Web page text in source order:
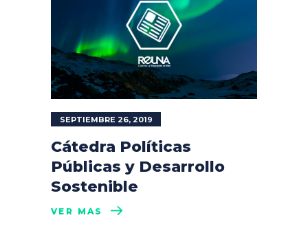
SEPTIEMBRE 26, 2019
Cátedra Políticas
Públicas y Desarrollo
Sostenible
VER MÁS